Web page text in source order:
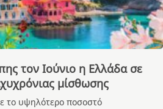
τον Ιούνιο η Ελλάδα σε
μίσθωσης
το υψηλότερο ποσοστό